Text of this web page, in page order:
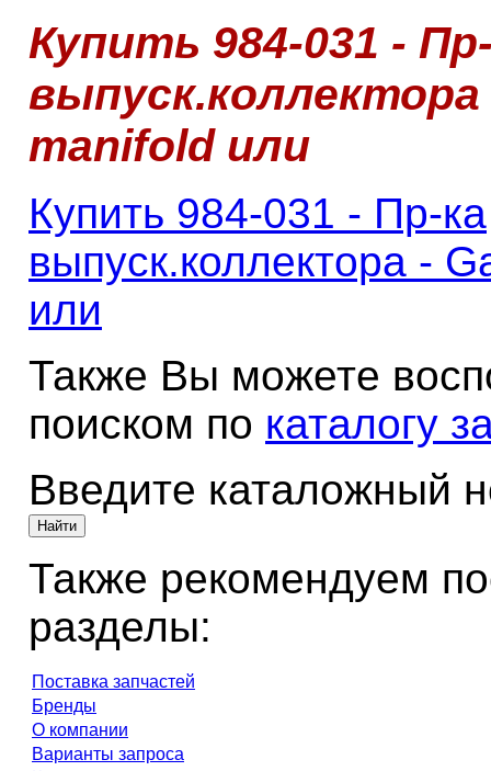
Купить 984-031 -
выпуск.коллектора
manifold или
Купить 984-031 - Пр-ка
выпуск.коллектора -
или
Также Вы можете
поиском по каталогу
Введите каталожный
Также рекомендуем
разделы:
Поставка запчастей
Бренды
О компании
Варианты запроса